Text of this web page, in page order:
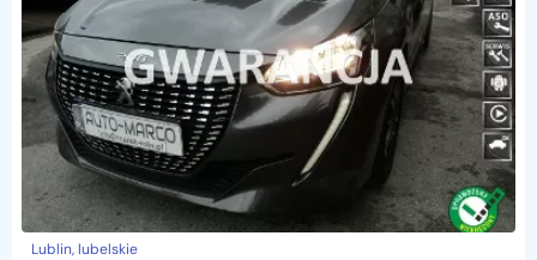
Lublin, lubelskie